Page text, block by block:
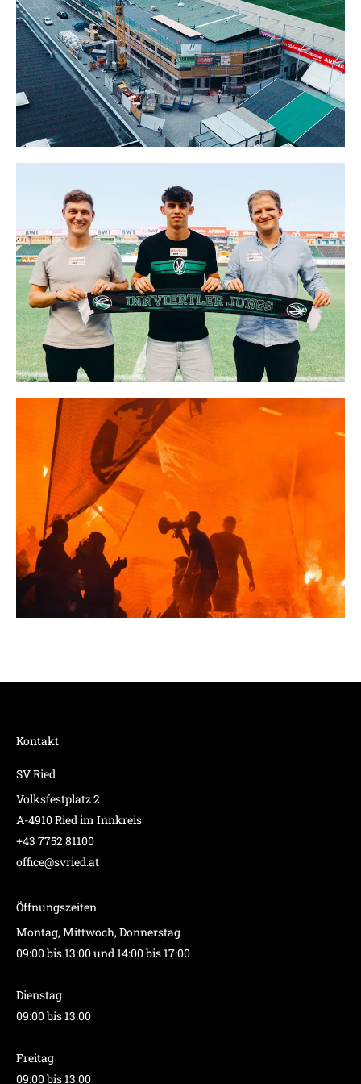
Kontakt
SV Ried
Volksfestplatz 2
A-4910 Ried im Innkreis
+43 7752 81100
office@svried.at
Öffnungszeiten
Montag, Mittwoch, Donnerstag
09:00 bis 13:00 und 14:00 bis 17:00
Dienstag
09:00 bis 13:00
Freitag
09:00 bis 13:00